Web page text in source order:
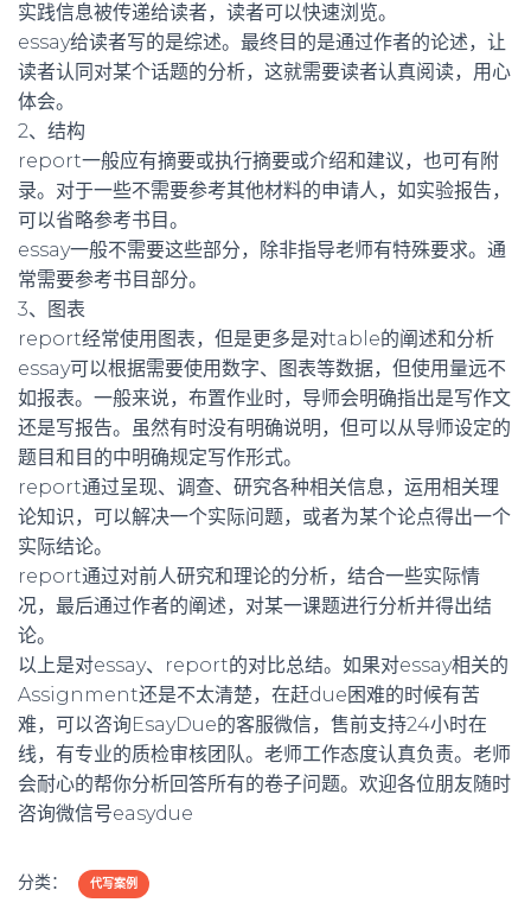
实践信息被传递给读者，读者可以快速浏览。
essay给读者写的是综述。最终目的是通过作者的论述，让
读者认同对某个话题的分析，这就需要读者认真阅读，用心
体会。
2、结构
report一般应有摘要或执行摘要或介绍和建议，也可有附
录。对于一些不需要参考其他材料的申请人，如实验报告，
可以省略参考书目。
essay一般不需要这些部分，除非指导老师有特殊要求。通
常需要参考书目部分。
3、图表
report经常使用图表，但是更多是对table的阐述和分析
essay可以根据需要使用数字、图表等数据，但使用量远不
如报表。一般来说，布置作业时，导师会明确指出是写作文
还是写报告。虽然有时没有明确说明，但可以从导师设定的
题目和目的中明确规定写作形式。
report通过呈现、调查、研究各种相关信息，运用相关理
论知识，可以解决一个实际问题，或者为某个论点得出一个
实际结论。
report通过对前人研究和理论的分析，结合一些实际情
况，最后通过作者的阐述，对某一课题进行分析并得出结
论。
以上是对essay、report的对比总结。如果对essay相关的
Assignment还是不太清楚，在赶due困难的时候有苦
难，可以咨询EsayDue的客服微信，售前支持24小时在
线，有专业的质检审核团队。老师工作态度认真负责。老师
会耐心的帮你分析回答所有的卷子问题。欢迎各位朋友随时
咨询微信号easydue
分类： 代写案例